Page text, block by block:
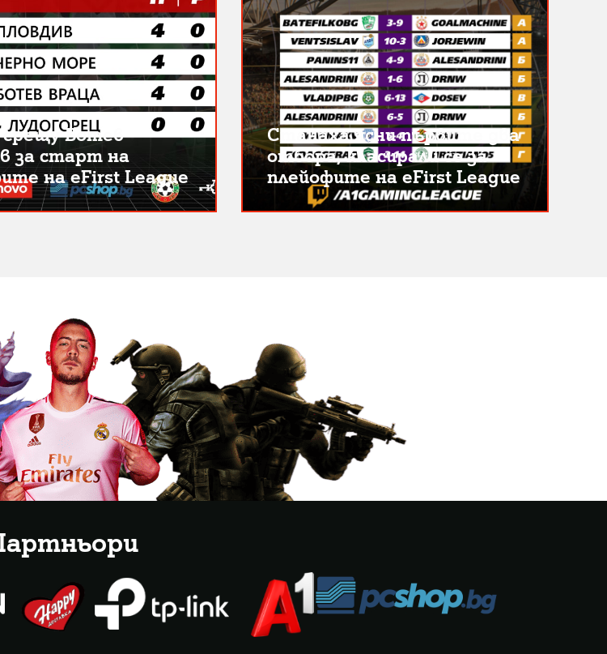
срещу Ботев
за старт на
на eFirst League
Станаха ясни първите два
отбора, класирали се за
плейофите на eFirst League